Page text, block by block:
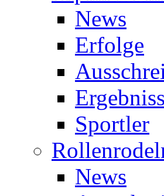
News
Erfolge
Sportler
News